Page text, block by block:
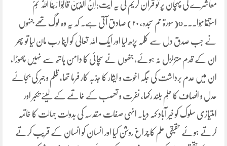
معاشرے کی پہچان پر تو قرآن کریم کی یہ آیت:اِنَّ الَّذِیْنَ قَالُوْا رَبُّنَا اللّٰہُ ثُمَّ
اسْتَقَامُوْا۔۔۔o(سورۃ حم سجدہ، ۲۰) صادق آتی ہے۔ کہ یہ وہ لوگ تھے جنہوں
نے جب صدق دل سے کلمہ پڑھ لیا اور ایک اللہ تعالیٰ کو اپنا رب مان لیا تو پھر
ان کے قدم متزلزل نہ ہوئے، جنھوں نے سچائی کا دامن ہاتھ سے نہیں چھوڑا،
ان میں عدم برداشت کی جگہ اخوت و ایثار کا جذبہ کار فرما تھا، ظلم و جبر کی بجائے
عدل و انصاف کا علَم بلند رکھا، نفرت و تعصب کے خاتمے کے لیئے تکبر اور
امتیازی سلوک کو خیر آباد کہہ دیا۔ انہی صفات مقدسہ کی بدولت جہالت کا خاتمہ
کرتے ہوئے حقیقی علم کا چراغ روشن کیا اور انسان کو انسان کے قریب کرتے